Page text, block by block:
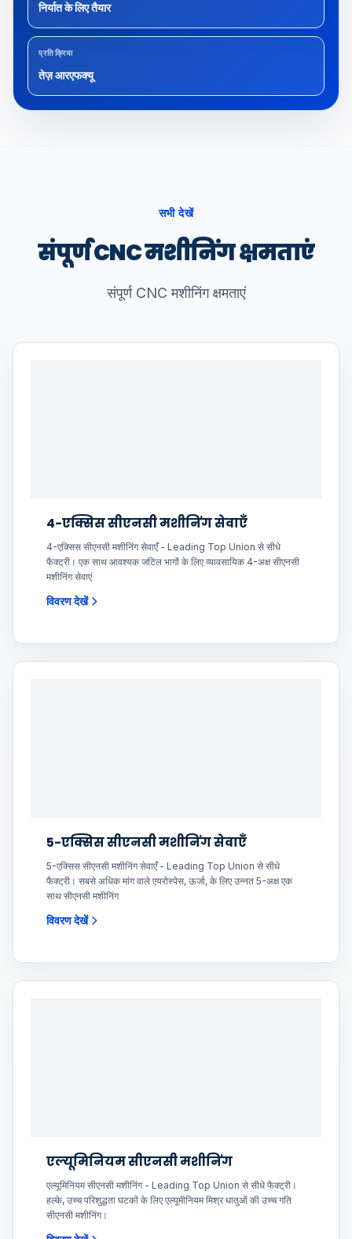
निर्यात के लिए तैयार
प्रतिक्रिया
तेज़ आरएफक्यू
सभी देखें
संपूर्ण CNC मशीनिंग क्षमताएं
संपूर्ण CNC मशीनिंग क्षमताएं
4-एक्सिस सीएनसी मशीनिंग सेवाएँ
4-एक्सिस सीएनसी मशीनिंग सेवाएँ - Leading Top Union से सीधे
फैक्ट्री। एक साथ आवश्यक जटिल भागों के लिए व्यावसायिक 4-अक्ष सीएनसी
मशीनिंग सेवाएं
विवरण देखें
5-एक्सिस सीएनसी मशीनिंग सेवाएँ
5-एक्सिस सीएनसी मशीनिंग सेवाएँ - Leading Top Union से सीधे
फैक्ट्री। सबसे अधिक मांग वाले एयरोस्पेस, ऊर्जा, के लिए उन्नत 5-अक्ष एक
साथ सीएनसी मशीनिंग
विवरण देखें
एल्यूमिनियम सीएनसी मशीनिंग
एल्यूमिनियम सीएनसी मशीनिंग - Leading Top Union से सीधे फैक्ट्री।
हल्के, उच्च परिशुद्धता घटकों के लिए एल्यूमीनियम मिश्र धातुओं की उच्च गति
सीएनसी मशीनिंग।